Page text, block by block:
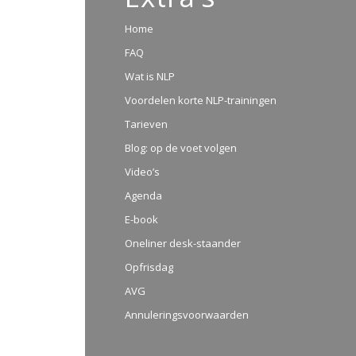
Home
FAQ
Wat is NLP
Voordelen korte NLP-trainingen
Tarieven
Blog: op de voet volgen
Video’s
Agenda
E-book
Oneliner desk-staander
Opfrisdag
AVG
Annuleringsvoorwaarden